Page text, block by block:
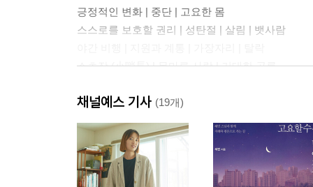
긍정적인 변화 | 중단 | 고요한 몸
스스로를 보호할 권리 | 성탄절 | 살림 | 뱃사람
소초장 (小哨長) | 목마른 사람 | 거대한 공룡
한배를 탄 사람들 | 내부의 적 (敵) | 빈자리
거인 (巨人) | 끝없는 희생 | 신환자(新患者)
밥벌이의 이유 | 생과 사 | 2013, 기록들
채널예스 기사 (19개)